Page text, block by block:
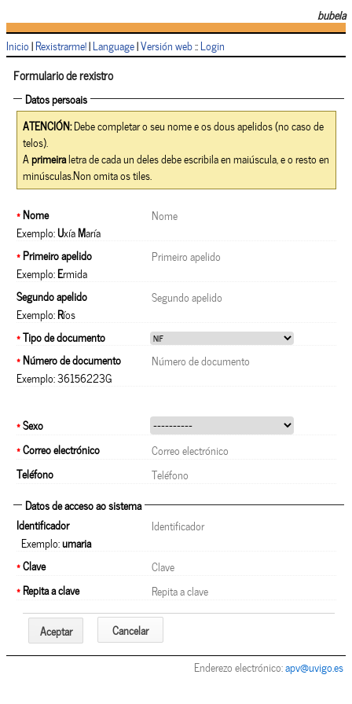
bubela
Inicio|Rexistrarme!|Language|Versión web::Login
Formulario de rexistro
Datos persoais
ATENCIÓN:Debe completar o seu nome e os dous apelidos (no caso de
telos).
Aprimeiraletra de cada un deles debe escribila en maiúscula, e o resto en
minúsculas.Non omita os tiles.
*Nome
Exemplo:UxíaMaría
*Primeiro apelido
Exemplo:Ermida
Segundo apelido
Exemplo:Ríos
*Tipo de documento
*Número de documento
Exemplo: 36156223G
*Sexo
*Correo electrónico
Teléfono
Datos de acceso ao sistema
Identificador
Exemplo:umaria
*Clave
*Repita a clave
Aceptar Cancelar
Enderezo electrónico:apv@uvigo.es